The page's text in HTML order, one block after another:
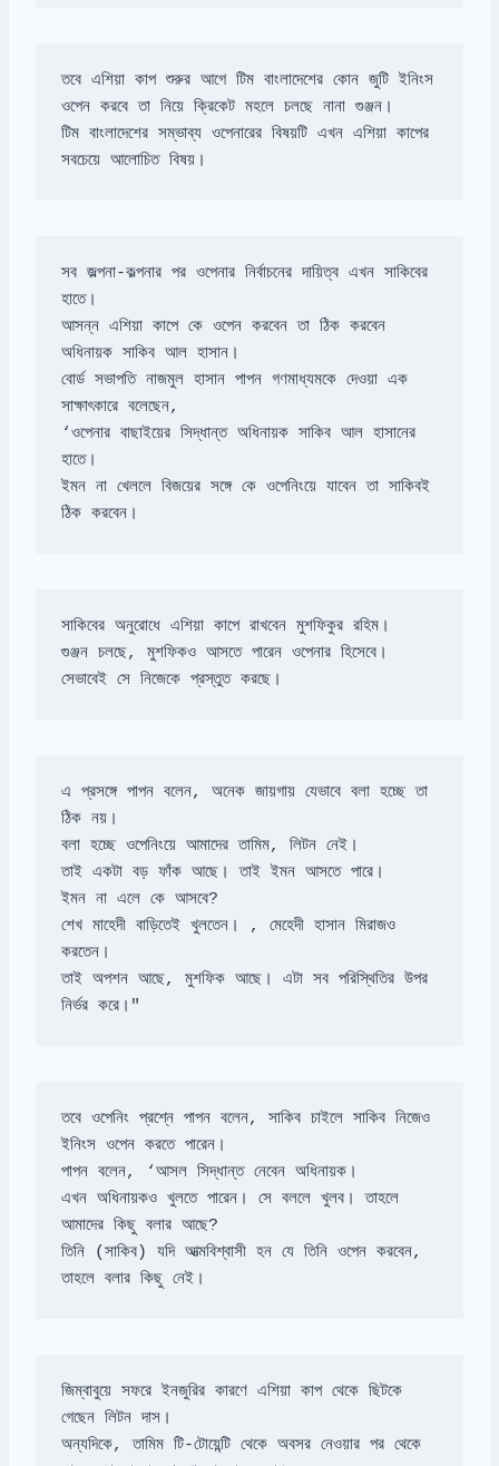
তবে এশিয়া কাপ শুরুর আগে টিম বাংলাদেশের কোন জুটি ইনিংস
টিম বাংলাদেশের সম্ভাব্য ওপেনারের বিষয়টি এখন এশিয়া কাপের
সবচেয়ে আলোচিত বিষয়।
সব জল্পনা-কল্পনার পর ওপেনার নির্বাচনের দায়িত্ব এখন সাকিবের
আসন্ন এশিয়া কাপে কে ওপেন করবেন তা ঠিক করবেন
অধিনায়ক সাকিব আল হাসান।
বোর্ড সভাপতি নাজমুল হাসান পাপন গণমাধ্যমকে দেওয়া এক
সাক্ষাৎকারে বলেছেন,
‘ওপেনার বাছাইয়ের সিদ্ধান্ত অধিনায়ক সাকিব আল হাসানের
হাতে।
ইমন না খেললে বিজয়ের সঙ্গে কে ওপেনিংয়ে যাবেন তা সাকিবই
ঠিক করবেন।
গুঞ্জন চলছে, মুশফিকও আসতে পারেন ওপেনার হিসেবে।
সেভাবেই সে নিজেকে প্রস্তুত করছে।
এ প্রসঙ্গে পাপন বলেন, অনেক জায়গায় যেভাবে বলা হচ্ছে তা
শেখ মাহেদী বাড়িতেই খুলতেন। , মেহেদী হাসান মিরাজও
তাই অপশন আছে, মুশফিক আছে। এটা সব পরিস্থিতির উপর
নির্ভর করে।"
তবে ওপেনিং প্রশ্নে পাপন বলেন, সাকিব চাইলে সাকিব নিজেও
এখন অধিনায়কও খুলতে পারেন। সে বললে খুলব। তাহলে
আমাদের কিছু বলার আছে?
তিনি (সাকিব) যদি আত্মবিশ্বাসী হন যে তিনি ওপেন করবেন,
তাহলে বলার কিছু নেই।
জিম্বাবুয়ে সফরে ইনজুরির কারণে এশিয়া কাপ থেকে ছিটকে
অন্যদিকে, তামিম টি-টোয়েন্টি থেকে অবসর নেওয়ার পর থেকে